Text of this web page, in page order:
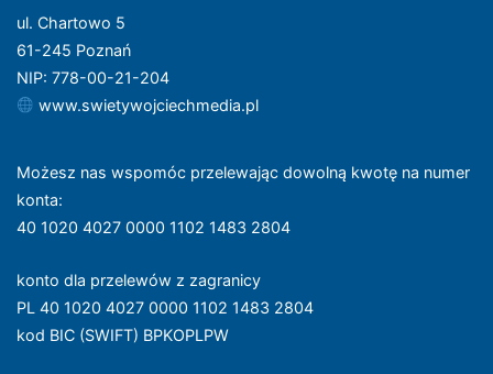
ul. Chartowo 5
61-245 Poznań
NIP: 778-00-21-204
www.swietywojciechmedia.pl
Możesz nas wspomóc przelewając dowolną kwotę na numer
konta:
40 1020 4027 0000 1102 1483 2804
konto dla przelewów z zagranicy
PL 40 1020 4027 0000 1102 1483 2804
kod BIC (SWIFT) BPKOPLPW